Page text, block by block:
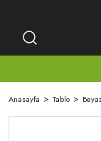
Anasayfa Tablo